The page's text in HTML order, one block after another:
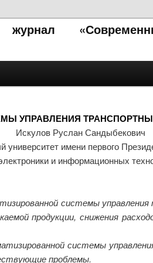
журнал
УПРАВЛЕНИЯ
Искулов Руслан Сандыбекович
университет имени первого
и информационных
системы
продукции, снижения
системы
проблемы.